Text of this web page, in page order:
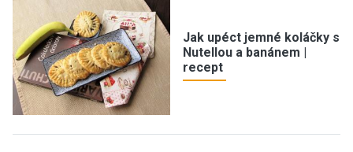
Jak upéct jemné koláčky s
Nutellou a banánem |
recept